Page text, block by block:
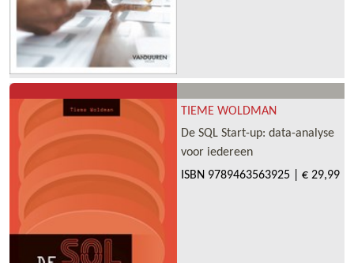
TIEME WOLDMAN
De SQL Start-up: data-analyse
voor iedereen
ISBN 9789463563925 € 29,99